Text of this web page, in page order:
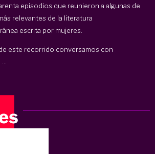
episodios que reunieron a algunas de
relevantes de la literatura
escrita por mujeres.
este recorrido conversamos con